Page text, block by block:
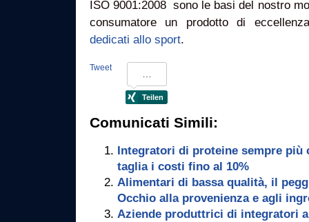
ISO 9001:2008 sono le basi del nostro
consumatore un prodotto di
dedicati allo sport.
Tweet
Comunicati Simili:
Integratori di proteine sempre più
taglia i costi fino al 10%
Alimentari di bassa qualità, il
Occhio alla provenienza e agli
Aziende produttrici di integratori